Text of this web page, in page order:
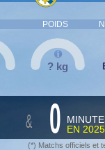
POIDS
? kg
& 0
EN
(*) Matchs officiels et